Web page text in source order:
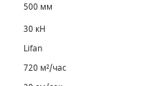
500 мм
30 кН
Lifan
720 м²/час